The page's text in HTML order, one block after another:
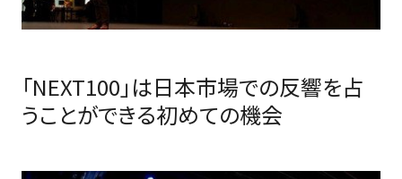
「NEXT100」は日本市場での反響を占
うことができる初めての機会